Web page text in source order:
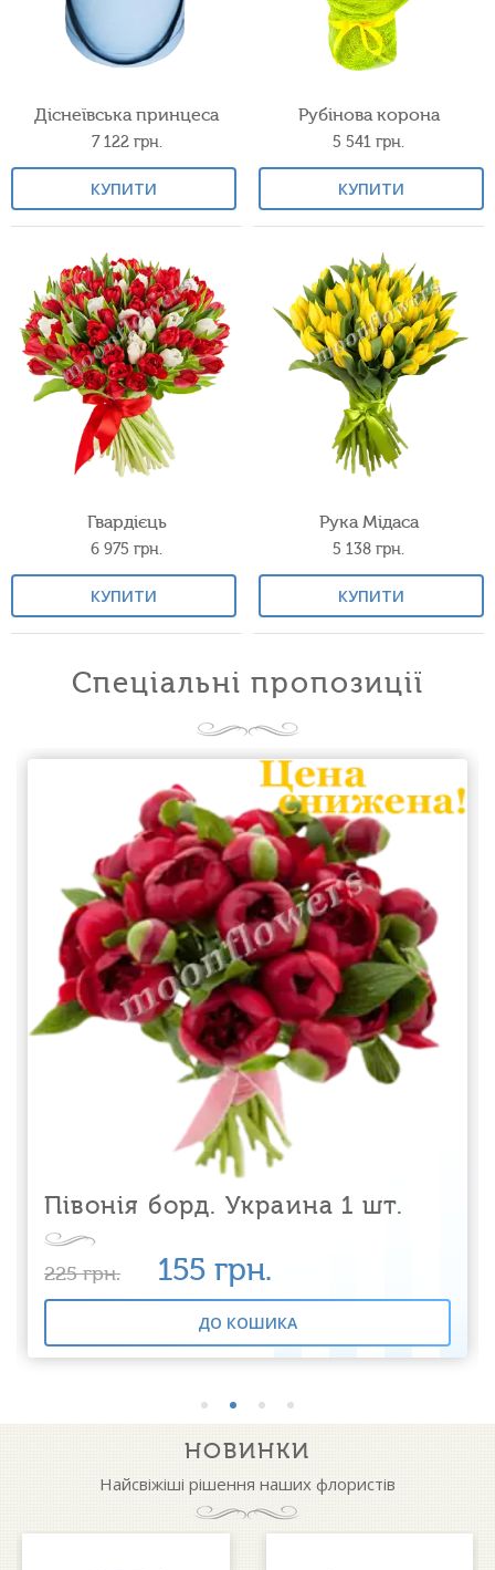
Діснеївська принцеса
7 122 грн.
КУПИТИ
Рубінова корона
5 541 грн.
КУПИТИ
Гвардієць
6 975 грн.
КУПИТИ
Рука Мідаса
5 138 грн.
КУПИТИ
Спеціальні пропозиції
Півонія борд. Украина 1 шт.
225грн. 155 грн.
ДО КОШИКА
НОВИНКИ
Найсвіжіші рішення наших флористів